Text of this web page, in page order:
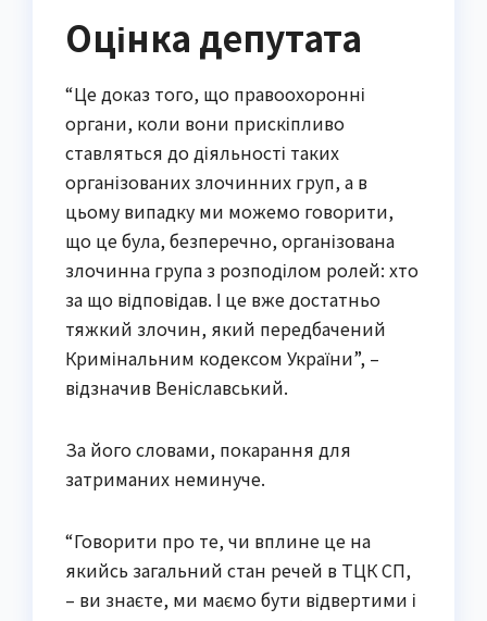
Оцінка депутата
“Це доказ того, що правоохоронні
органи, коли вони прискіпливо
ставляться до діяльності таких
організованих злочинних груп, а в
цьому випадку ми можемо говорити,
що це була, безперечно, організована
злочинна група з розподілом ролей: хто
за що відповідав. І це вже достатньо
тяжкий злочин, який передбачений
Кримінальним кодексом України”, –
відзначив Веніславський.
За його словами, покарання для
затриманих неминуче.
“Говорити про те, чи вплине це на
якийсь загальний стан речей в ТЦК СП,
– ви знаєте, ми маємо бути відвертими і